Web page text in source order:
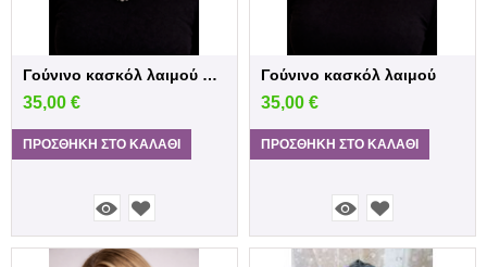
Γούνινο κασκόλ λαιμού orient
35,00 €
ΠΡΟΣΘΉΚΗ ΣΤΟ ΚΑΛΆΘΙ
Γούνινο κασκόλ λαιμού
35,00 €
ΠΡΟΣΘΉΚΗ ΣΤΟ ΚΑΛΆΘΙ